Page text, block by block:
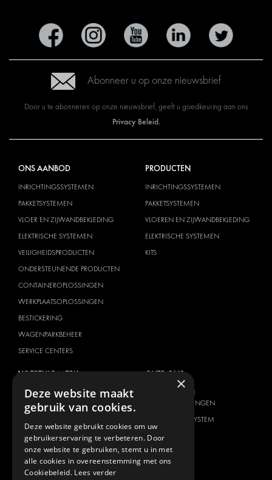
Abonneer u op onze nieuwsbrief
Door u te abonneren op onze nieuwsbrief, geeft u goedkeuring aan ons
Privacy Beleid.
ONS AANBOD
INRICHTINGSSYSTEMEN
PAKKETSYSTEMEN
VLOER EN ZIJWANDBEKLEDING
ELEKTRISCHE SYSTEMEN
VEILIGHEIDSPRODUCTEN
ONDERSTEUNENDE PRODUCTEN
CONTAINEROPLOSSINGEN
WERKPLAATSOPLOSSINGEN
BESTICKERING
WAGENPARKBEHEER
SERVICE CENTERS
PRODUCTEN
INRICHTINGSSYSTEMEN
PAKKETSYSTEMEN
VLOEREN EN ZIJWANDBEKLEDING
ELEKTRISCHE SYSTEMEN
KITS
VOERTUIG MERK
CITROËN
DACIA
FIAT
FORD
HYUNDAI
IVECO
OVER ONS
AANBIEDER VAN
TOTAALOPLOSSINGEN
OVER MODUL-SYSTEM
DOWNLOADS
NIEUWS
×
Deze website maakt
gebruik van cookies.
Deze website gebruikt cookies om uw
gebruikerservaring te verbeteren. Door
onze website te gebruiken, stemt u in met
alle cookies in overeenstemming met ons
Cookiebeleid. Lees verder